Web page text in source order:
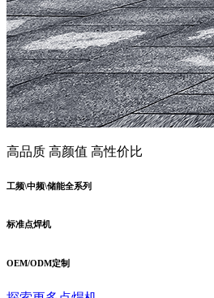
高品质 高颜值 高性价比
工频\中频\储能全系列
标准点焊机
OEM/ODM定制